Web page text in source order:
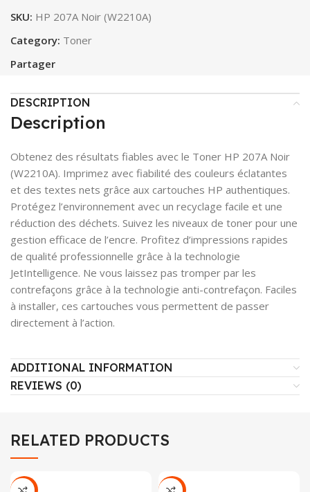
SKU: HP 207A Noir (W2210A)
Category: Toner
Partager
DESCRIPTION
Description
Obtenez des résultats fiables avec le Toner HP 207A Noir
(W2210A). Imprimez avec fiabilité des couleurs éclatantes
et des textes nets grâce aux cartouches HP authentiques.
Protégez l’environnement avec un recyclage facile et une
réduction des déchets. Suivez les niveaux de toner pour une
gestion efficace de l’encre. Profitez d’impressions rapides
de qualité professionnelle grâce à la technologie
JetIntelligence. Ne vous laissez pas tromper par les
contrefaçons grâce à la technologie anti-contrefaçon. Faciles
à installer, ces cartouches vous permettent de passer
directement à l’action.
ADDITIONAL INFORMATION
REVIEWS (0)
RELATED PRODUCTS